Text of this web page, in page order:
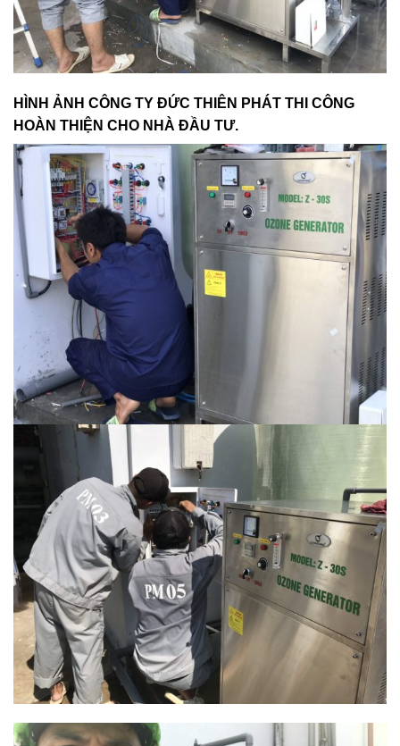
HÌNH ẢNH CÔNG TY ĐỨC THIÊN PHÁT THI CÔNG
HOÀN THIỆN CHO NHÀ ĐẦU TƯ.